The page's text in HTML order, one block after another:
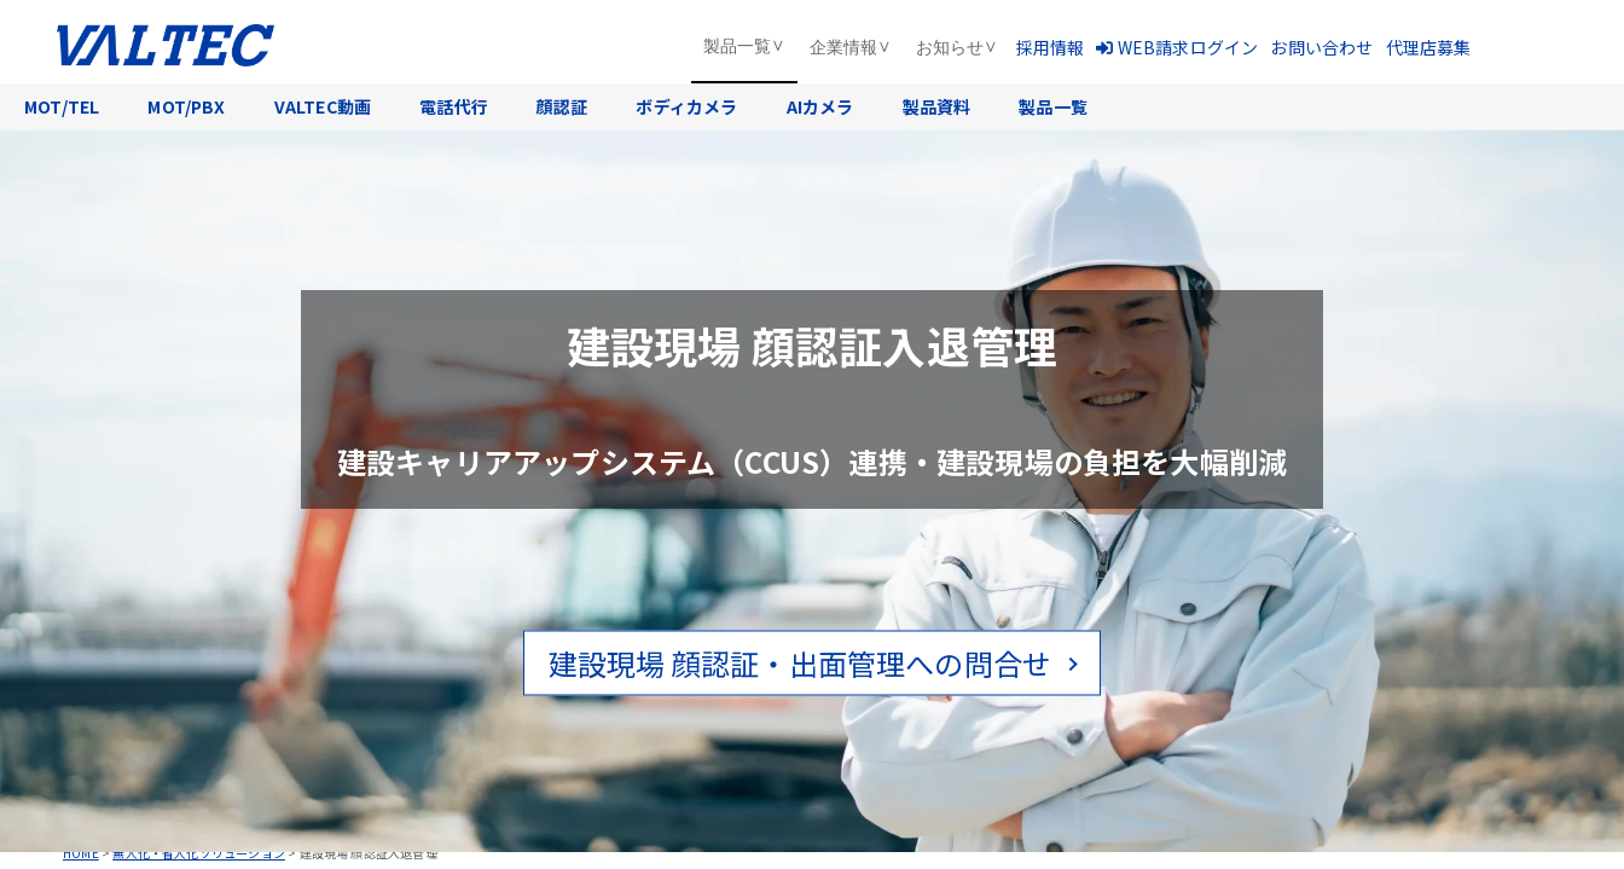
製品一覧
MOT/TEL MOT/PBX VALTEC動画 電話代行 顔認証 ボディカメラ AIカメラ 製品資料 製品一覧
企業情報 お知らせ 採用情報 WEB請求ログイン お問い合わせ 代理店募集
HOME>無人化・省人化ソリューション>建設現場 顔認証入退管理
建設現場 顔認証入退管理
建設キャリアアップシステム（CCUS）連携・建設現場の負担を大幅削減
建設現場 顔認証・出面管理への問合せ